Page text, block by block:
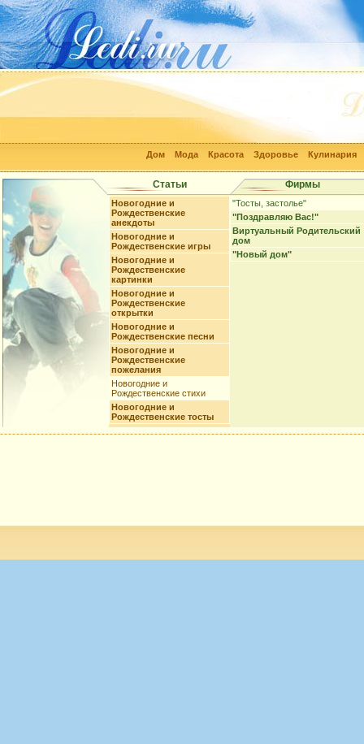
Дом Мода Красота Здоровье Кулинария
Статьи Фирмы
Новогодние и
Рождественские
анекдоты
Новогодние и
Рождественские игры
Новогодние и
Рождественские
картинки
Новогодние и
Рождественские
открытки
Новогодние и
Рождественские песни
Новогодние и
Рождественские
пожелания
Новогодние и
Рождественские стихи
Новогодние и
Рождественские тосты
"Тосты, застолье"
"Поздравляю Вас!"
Виртуальный Родительский
дом
"Новый дом"